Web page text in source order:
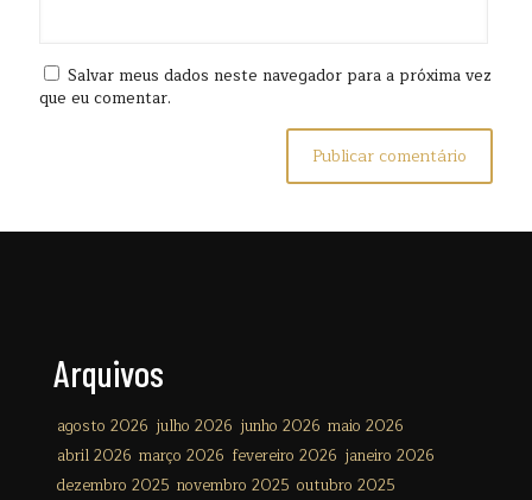
Salvar meus dados neste navegador para a próxima vez
que eu comentar.
Arquivos
agosto 2026 julho 2026 junho 2026 maio 2026
abril 2026 março 2026 fevereiro 2026 janeiro 2026
dezembro 2025 novembro 2025 outubro 2025